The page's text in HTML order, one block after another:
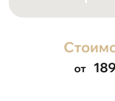
от